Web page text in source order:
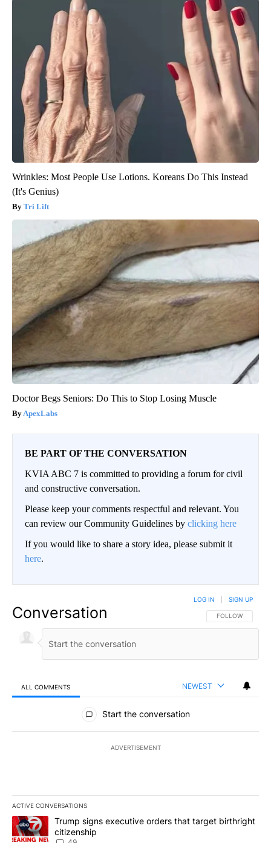
Wrinkles: Most People Use Lotions. Koreans Do This Instead
(It's Genius)
Tri Lift
Doctor Begs Seniors: Do This to Stop Losing Muscle
ApexLabs
BE PART OF THE CONVERSATION
KVIA ABC 7 is committed to providing a forum for civil
and constructive conversation.
Please keep your comments respectful and relevant. You
can review our Community Guidelines by clicking here
If you would like to share a story idea, please submit it
here.
Conversation FOLLOW THIS
FOLLOW
LOG IN SIGN UP
ALL COMMENTS NEWEST
All Comments
Start the conversation
ADVERTISEMENT
ACTIVE CONVERSATIONS
The following is a list of the most commented articles in the last
A trending article titled "Trump signs executive orders that
Trump signs executive orders that target birthright
citizenship